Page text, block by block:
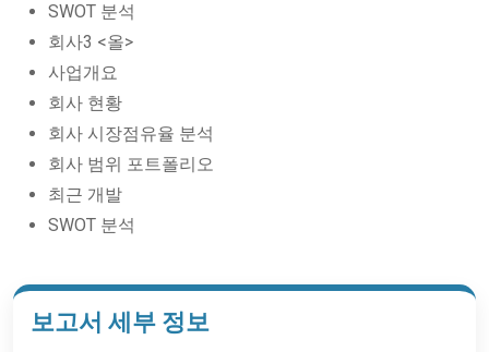
SWOT 분석
회사3 <올>
사업개요
회사 현황
회사 시장점유율 분석
회사 범위 포트폴리오
최근 개발
SWOT 분석
보고서 세부 정보